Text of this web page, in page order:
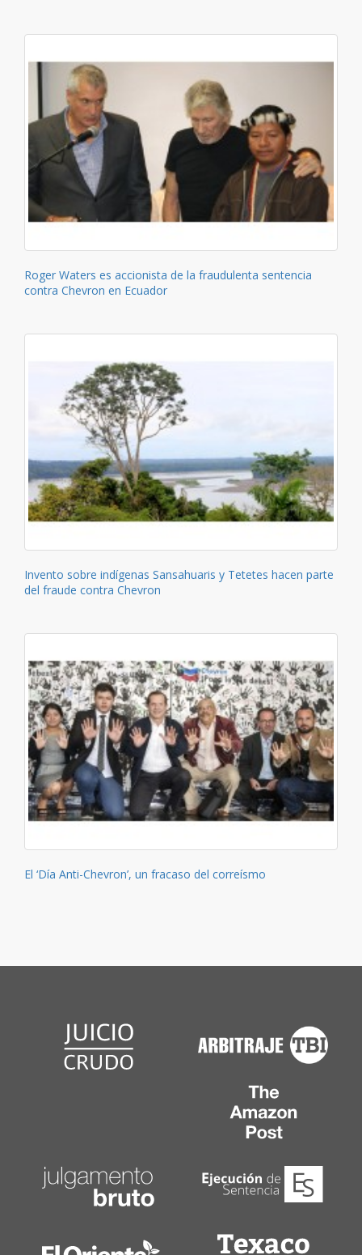
Roger Waters es accionista de la fraudulenta sentencia
contra Chevron en Ecuador
Invento sobre indígenas Sansahuaris y Tetetes hacen parte
del fraude contra Chevron
El ‘Día Anti-Chevron’, un fracaso del correísmo